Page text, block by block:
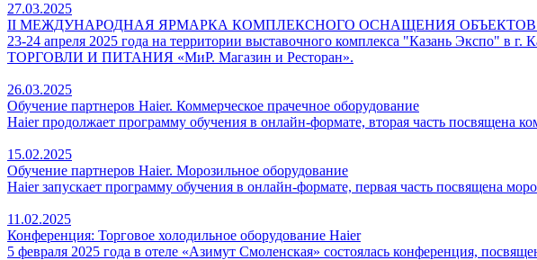
27.03.2025
II МЕЖДУНАРОДНАЯ ЯРМАРКА КОМПЛЕКСНОГО ОСНАЩЕНИЯ ОБЪЕКТОВ
23-24 апреля 2025 года на территории выставочного комплекса "Казань
ТОРГОВЛИ И ПИТАНИЯ «МиР. Магазин и Ресторан».
26.03.2025
Обучение партнеров Haier. Коммерческое прачечное оборудование
Haier продолжает программу обучения в онлайн-формате, вторая часть посвящена
15.02.2025
Обучение партнеров Haier. Морозильное оборудование
Haier запускает программу обучения в онлайн-формате, первая часть посвящена
11.02.2025
Конференция: Торговое холодильное оборудование Haier
5 февраля 2025 года в отеле «Азимут Смоленская» состоялась конференция,